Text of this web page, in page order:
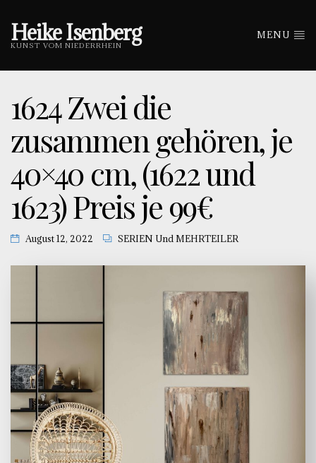
Heike Isenberg
KUNST VOM NIEDERRHEIN
MENU
1624 Zwei die
zusammen gehören, je
40×40 cm, (1622 und
1623) Preis je 99€
August 12, 2022 SERIEN Und MEHRTEILER